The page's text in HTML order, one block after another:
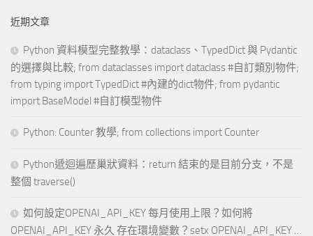
近期文章
Python 資料模型完整教學：dataclass、TypedDict 與 Pydantic
的選擇與比較; from dataclasses import dataclass #自訂類別物件;
from typing import TypedDict #內建的dict物件; from pydantic
import BaseModel #自訂模型物件
Python: Counter 教學; from collections import Counter
Python遞迴遍歷巢狀資料：return 結束的是目前分支，不是
整個 traverse()
如何設定OPENAI_API_KEY 每月使用上限？如何將
OPENAI_API_KEY 永久 存在環境變數？setx OPENAI_API_KEY …